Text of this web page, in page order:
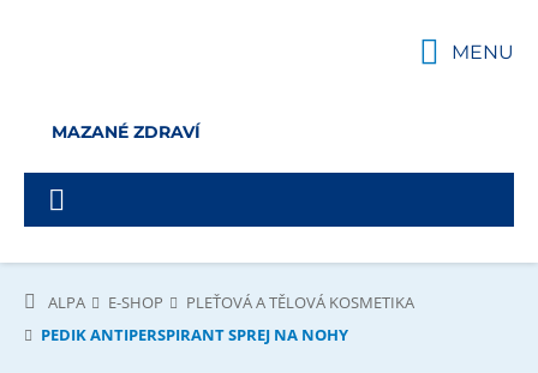
MAZANÉ ZDRAVÍ
MENU
ALPA E-SHOP
PLEŤOVÁ A TĚLOVÁ KOSMETIKA
PEDIK ANTIPERSPIRANT SPREJ NA NOHY